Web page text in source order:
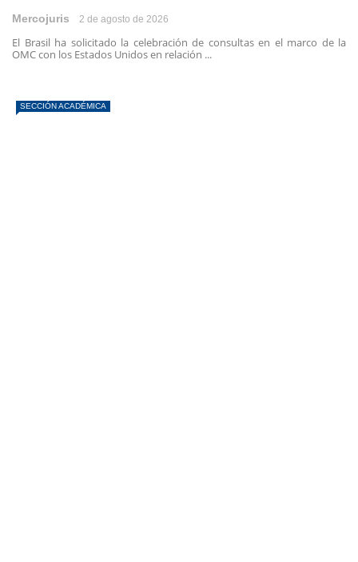
Mercojuris 2 de agosto de 2026
El Brasil ha solicitado la celebración de consultas en el marco de la
OMC con los Estados Unidos en relación ...
SECCIÓN ACADÉMICA